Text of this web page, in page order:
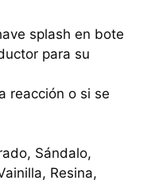
splash en bote
para su
reacción o si se
Sándalo,
Resina,